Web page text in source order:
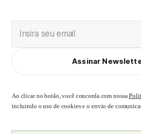
Insira seu email
Assinar
Ao clicar no botão, você concorda com nossa
incluindo o uso de cookies e o envio de